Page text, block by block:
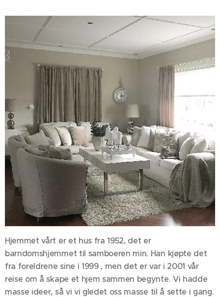
Hjemmet vårt er et hus fra 1952, det er
barndomshjemmet til samboeren min. Han kjøpte det
fra foreldrene sine i 1999 , men det er var i 2001 vår
reise om å skape et hjem sammen begynte. Vi hadde
masse ideer, så vi vi gledet oss masse til å sette i gang.